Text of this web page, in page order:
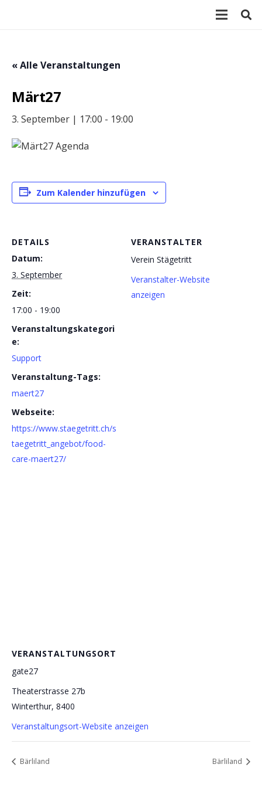
« Alle Veranstaltungen
Märt27
3. September | 17:00 - 19:00
Zum Kalender hinzufügen
DETAILS
Datum:
3. September
Zeit:
17:00 - 19:00
Veranstaltungskategori
e:
Support
Veranstaltung-Tags:
maert27
Webseite:
https://www.staegetritt.ch/s
taegetritt_angebot/food-
care-maert27/
VERANSTALTER
Verein Stägetritt
Veranstalter-Website
anzeigen
VERANSTALTUNGSORT
gate27
Theaterstrasse 27b
Winterthur, 8400
Veranstaltungsort-Website anzeigen
Bärliland Bärliland